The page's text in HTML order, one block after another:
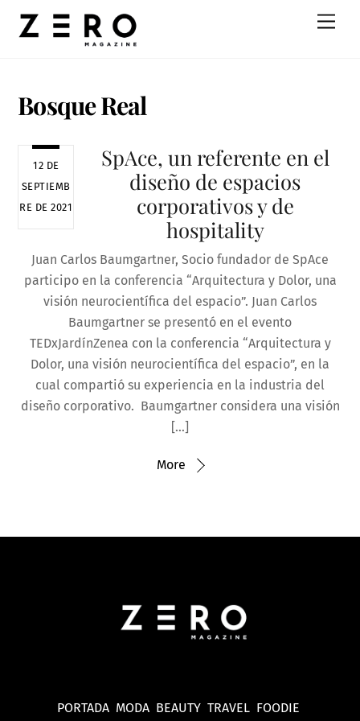
Bosque Real
12 DE
SEPTIEMB
RE DE 2021
SpAce, un referente en el
diseño de espacios
corporativos y de
hospitality
Juan Carlos Baumgartner, Socio fundador de SpAce
participo en la conferencia “Arquitectura y Dolor, una
visión neurocientífica del espacio”. Juan Carlos
Baumgartner se presentó en el evento
TEDxJardínZenea con la conferencia “Arquitectura y
Dolor, una visión neurocientífica del espacio”, en la
cual compartió su experiencia en la industria del
diseño corporativo. Baumgartner considera una visión
[…]
More
PORTADA MODA BEAUTY TRAVEL FOODIE